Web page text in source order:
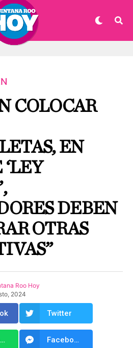
COLOCAR
EN
DEBEN
OTRAS
Roo Hoy
2024
Twitter
WhatsApp Facebook Messenger